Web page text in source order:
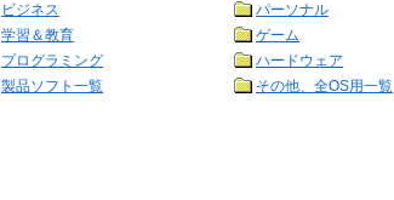
ビジネス
パーソナル
学習＆教育
ゲーム
プログラミング
ハードウェア
製品ソフト一覧 その他、全OS用一覧